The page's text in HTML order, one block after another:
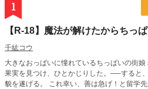
1
【R-18】魔法が解けたからちっ
千紘コウ
大きなおっぱいに憧れているちっぱいの街
果実を見つけ、ひとかじりした。──すると
貌を遂げる。 これ幸い、善は急げ！と留学